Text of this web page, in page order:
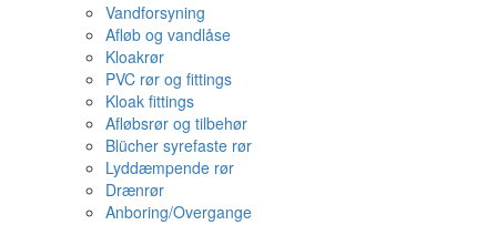
Vandforsyning
Afløb og vandlåse
Kloakrør
PVC rør og fittings
Kloak fittings
Afløbsrør og tilbehør
Blücher syrefaste rør
Lyddæmpende rør
Drænrør
Anboring/Overgange